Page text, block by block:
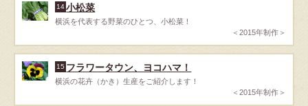
14 小松菜
横浜を代表する野菜のひとつ、小松菜！
＜2015年制作＞
15 フラワータウン、ヨコハマ！
横浜の花卉（かき）生産をご紹介します！
＜2015年制作＞